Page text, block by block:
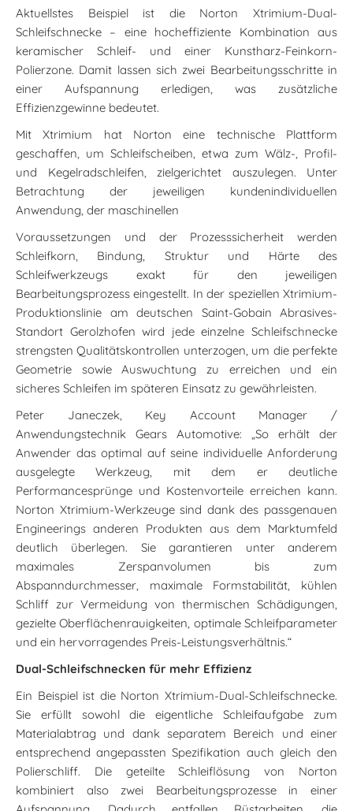
Aktuellstes Beispiel ist die Norton Xtrimium-Dual-
Schleifschnecke – eine hocheffiziente Kombination aus
keramischer Schleif- und einer Kunstharz-Feinkorn-
Polierzone. Damit lassen sich zwei Bearbeitungsschritte in
einer Aufspannung erledigen, was zusätzliche
Effizienzgewinne bedeutet.
Mit Xtrimium hat Norton eine technische Plattform
geschaffen, um Schleifscheiben, etwa zum Wälz-, Profil-
und Kegelradschleifen, zielgerichtet auszulegen. Unter
Betrachtung der jeweiligen kundenindividuellen
Anwendung, der maschinellen
Voraussetzungen und der Prozesssicherheit werden
Schleifkorn, Bindung, Struktur und Härte des
Schleifwerkzeugs exakt für den jeweiligen
Bearbeitungsprozess eingestellt. In der speziellen Xtrimium-
Produktionslinie am deutschen Saint-Gobain Abrasives-
Standort Gerolzhofen wird jede einzelne Schleifschnecke
strengsten Qualitätskontrollen unterzogen, um die perfekte
Geometrie sowie Auswuchtung zu erreichen und ein
sicheres Schleifen im späteren Einsatz zu gewährleisten.
Peter Janeczek, Key Account Manager /
Anwendungstechnik Gears Automotive: „So erhält der
Anwender das optimal auf seine individuelle Anforderung
ausgelegte Werkzeug, mit dem er deutliche
Performancesprünge und Kostenvorteile erreichen kann.
Norton Xtrimium-Werkzeuge sind dank des passgenauen
Engineerings anderen Produkten aus dem Marktumfeld
deutlich überlegen. Sie garantieren unter anderem
maximales Zerspanvolumen bis zum
Abspanndurchmesser, maximale Formstabilität, kühlen
Schliff zur Vermeidung von thermischen Schädigungen,
gezielte Oberflächenrauigkeiten, optimale Schleifparameter
und ein hervorragendes Preis-Leistungsverhältnis.“
Dual-Schleifschnecken für mehr Effizienz
Ein Beispiel ist die Norton Xtrimium-Dual-Schleifschnecke.
Sie erfüllt sowohl die eigentliche Schleifaufgabe zum
Materialabtrag und dank separatem Bereich und einer
entsprechend angepassten Spezifikation auch gleich den
Polierschliff. Die geteilte Schleiflösung von Norton
kombiniert also zwei Bearbeitungsprozesse in einer